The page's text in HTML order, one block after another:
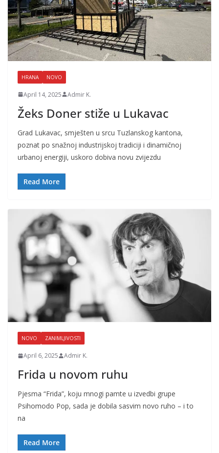
HRANA NOVO
April 14, 2025 Admir K.
Žeks Doner stiže u Lukavac
Grad Lukavac, smješten u srcu Tuzlanskog kantona,
poznat po snažnoj industrijskoj tradiciji i dinamičnoj
urbanoj energiji, uskoro dobiva novu zvijezdu
Read More
NOVO ZANIMLJIVOSTI
April 6, 2025 Admir K.
Frida u novom ruhu
Pjesma “Frida”, koju mnogi pamte u izvedbi grupe
Psihomodo Pop, sada je dobila sasvim novo ruho – i to
na
Read More